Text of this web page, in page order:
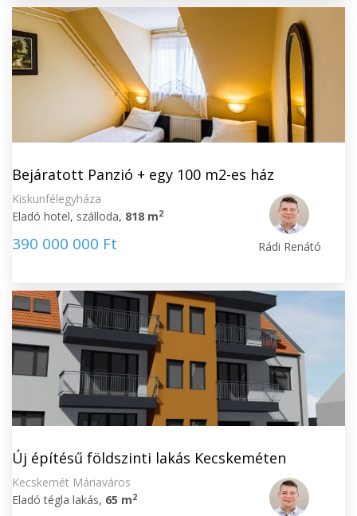
Bejáratott Panzió + egy 100 m2-es ház
Kiskunfélegyháza
Eladó hotel, szálloda, 818 m2
390 000 000 Ft Rádi Renátó
Új építésű földszinti lakás Kecskeméten
Kecskemét Máriaváros
Eladó tégla lakás, 65 m2